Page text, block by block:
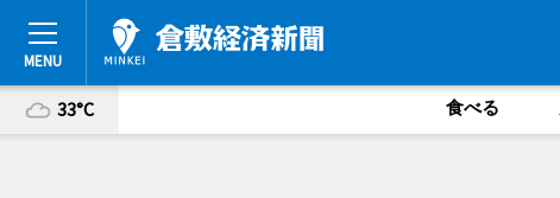
33°C 食べる